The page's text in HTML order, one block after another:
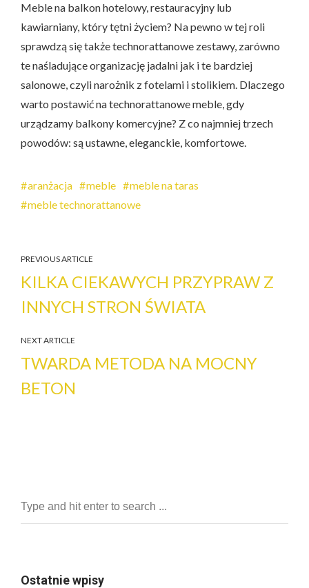
Meble na balkon hotelowy, restauracyjny lub
kawiarniany, który tętni życiem? Na pewno w tej roli
sprawdzą się także technorattanowe zestawy, zarówno
te naśladujące organizację jadalni jak i te bardziej
salonowe, czyli narożnik z fotelami i stolikiem. Dlaczego
warto postawić na technorattanowe meble, gdy
urządzamy balkony komercyjne? Z co najmniej trzech
powodów: są ustawne, eleganckie, komfortowe.
aranżacja meble
meble na taras
meble technorattanowe
PREVIOUS ARTICLE
KILKA CIEKAWYCH PRZYPRAW Z
INNYCH STRON ŚWIATA
NEXT ARTICLE
TWARDA METODA NA MOCNY
BETON
Ostatnie wpisy